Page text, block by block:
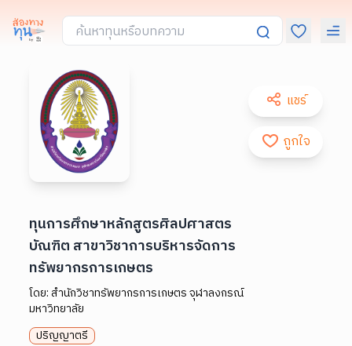
แชร์
ถูกใจ
ทุนการศึกษาหลักสูตรศิลปศาสตร
บัณฑิต สาขาวิชาการบริหารจัดการ
ทรัพยากรการเกษตร
โดย:สำนักวิชาทรัพยากรการเกษตร จุฬาลงกรณ์
มหาวิทยาลัย
ปริญญาตรี